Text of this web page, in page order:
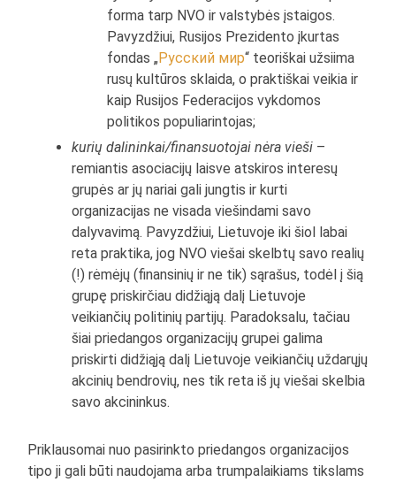
forma tarp NVO ir valstybės įstaigos.
Pavyzdžiui, Rusijos Prezidento įkurtas
fondas „Русский мир“ teoriškai užsiima
rusų kultūros sklaida, o praktiškai veikia ir
kaip Rusijos Federacijos vykdomos
politikos populiarintojas;
kurių dalininkai/finansuotojai nėra vieši –
remiantis asociacijų laisve atskiros interesų
grupės ar jų nariai gali jungtis ir kurti
organizacijas ne visada viešindami savo
dalyvavimą. Pavyzdžiui, Lietuvoje iki šiol labai
reta praktika, jog NVO viešai skelbtų savo realių
(!) rėmėjų (finansinių ir ne tik) sąrašus, todėl į šią
grupę priskirčiau didžiąją dalį Lietuvoje
veikiančių politinių partijų. Paradoksalu, tačiau
šiai priedangos organizacijų grupei galima
priskirti didžiąją dalį Lietuvoje veikiančių uždarųjų
akcinių bendrovių, nes tik reta iš jų viešai skelbia
savo akcininkus.
Priklausomai nuo pasirinkto priedangos organizacijos
tipo ji gali būti naudojama arba trumpalaikiams tikslams